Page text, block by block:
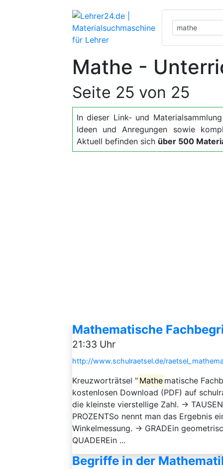
Mathe -
Seite 25 von 25
In dieser Link- und
Ideen und Anregungen sowie
Aktuell befinden sich über 500
Mathematische
21:33 Uhr
http://www.schulraetsel.de/
Kreuzworträtsel " Mathe matische
kostenlosen Download (PDF) auf
die kleinste vierstellige Zahl. →
PROZENTSo nennt man das Ergebnis
Winkelmessung. → GRADEin
QUADEREin ...
Begriffe in der